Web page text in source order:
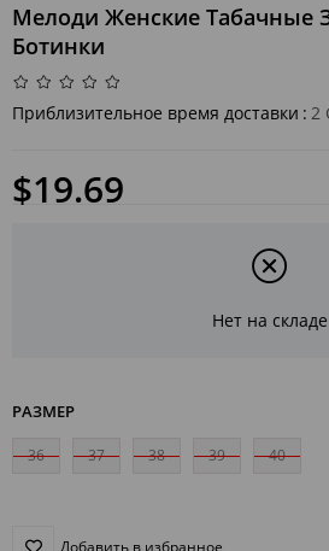
Мелоди Женские Табачные
Ботинки
Приблизительное время доставки : 2
$19.69
Нет на складе
РАЗМЕР
36 37 38 39 40
Добавить в избранное